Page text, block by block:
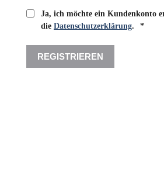
Ja, ich möchte ein Kundenkonto
die Datenschutzerklärung. *
REGISTRIEREN